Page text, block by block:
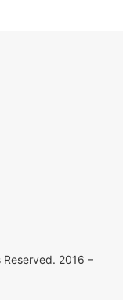
Reserved. 2016 –